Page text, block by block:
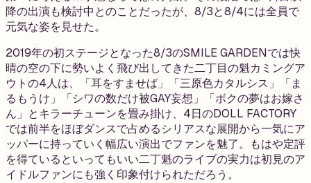
降の出演も検討中とのことだったが、8/3と8/4には全員で
元気な姿を見せた。
2019年の初ステージとなった8/3のSMILE GARDENでは快
晴の空の下に勢いよく飛び出してきた二丁目の魁カミングア
ウトの4人は、「耳をすませば」「三原色カタルシス」「ま
るもうけ」「シワの数だけ被GAY妄想」「ボクの夢はお嫁さ
ん」とキラーチューンを畳み掛け、4日のDOLL FACTORY
では前半をほぼダンスで占めるシリアスな展開から一気にア
ッパーに持っていく幅広い演出でファンを魅了。もはや定評
を得ているといってもいい二丁魁のライブの実力は初見のア
イドルファンにも強く印象付けられただろう。